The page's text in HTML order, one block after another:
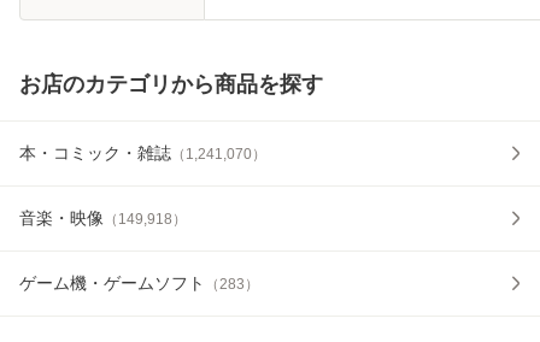
お店のカテゴリから商品を探す
本・コミック・雑誌 （ 1,241,070）
音楽・映像 （ 149,918 ）
ゲーム機・ゲームソフト （283 ）